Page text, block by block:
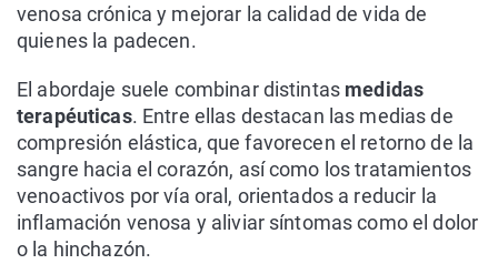
venosa crónica y mejorar la calidad de vida de
quienes la padecen.
El abordaje suele combinar distintas medidas
terapéuticas. Entre ellas destacan las medias de
compresión elástica, que favorecen el retorno de la
sangre hacia el corazón, así como los tratamientos
venoactivos por vía oral, orientados a reducir la
inflamación venosa y aliviar síntomas como el dolor
o la hinchazón.